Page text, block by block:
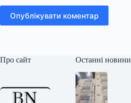
Опублікувати коментар
Про сайт Останні новини